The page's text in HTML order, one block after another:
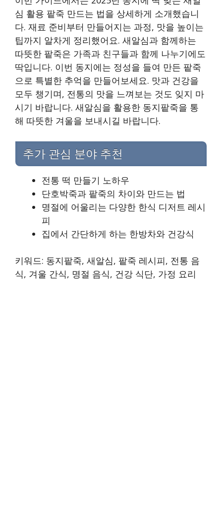
심 활용 팥죽 만드는 법을 상세하게 소개했습니
다. 재료 준비부터 만들어지는 과정, 맛을 높이는
팁까지 알차게 정리했어요. 새알심과 함께하는
따뜻한 팥죽은 가족과 친구들과 함께 나누기에도
딱입니다. 이번 동지에는 정성을 들여 만든 팥죽
으로 특별한 추억을 만들어보세요. 맛과 건강을
모두 챙기며, 전통의 맛을 느껴보는 것도 잊지 마
시기 바랍니다. 새알심을 활용한 동지팥죽을 통
해 따뜻한 겨울을 보내시길 바랍니다.
추가 관심 분야 추천
전통 떡 만들기 노하우
단호박죽과 팥죽의 차이와 만드는 법
명절에 어울리는 다양한 한식 디저트 레시
피
집에서 간단하게 하는 한방차와 건강식
키워드: 동지팥죽, 새알심, 팥죽 레시피, 전통 음
식, 겨울 간식, 명절 음식, 건강 식단, 가정 요리